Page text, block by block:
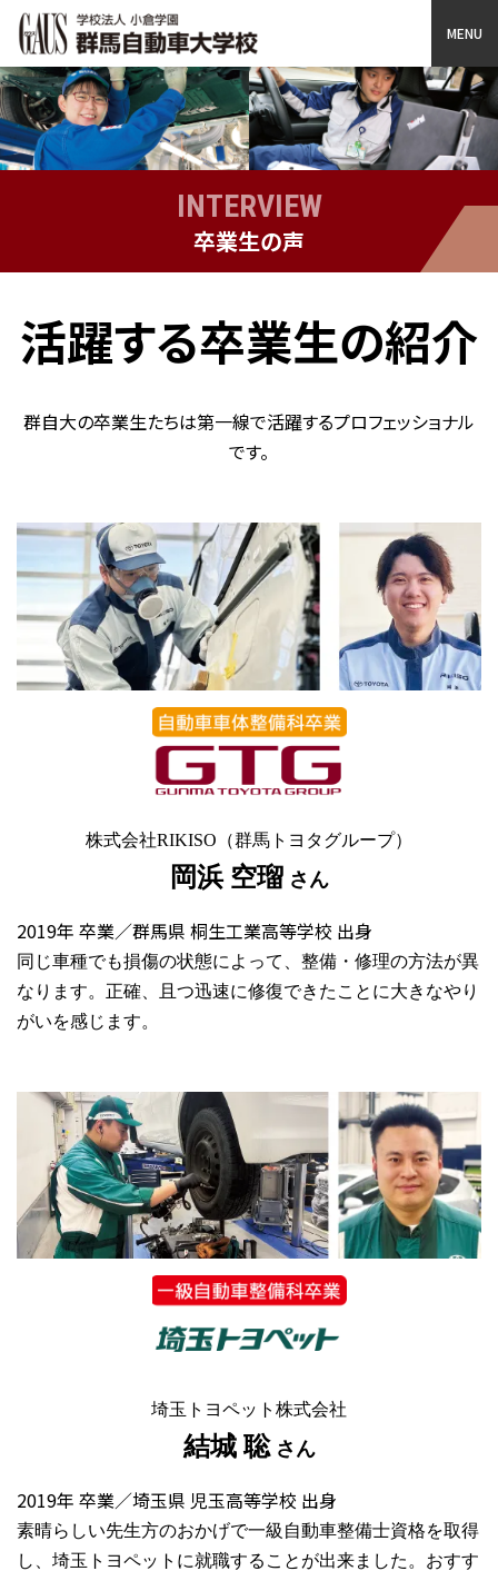
GAUS 群馬自動車大学校
INTERVIEW
卒業生の声
活躍する卒業生の紹介
群自大の卒業生たちは第一線で活躍するプロフェッショナル
です。
株式会社RIKISO（群馬トヨタグループ）
岡浜 空瑠 さん
2019年 卒業／群馬県 桐生工業高等学校 出身
同じ車種でも損傷の状態によって、整備・修理の方法が異
なります。正確、且つ迅速に修復できたことに大きなやり
がいを感じます。
埼玉トヨペット株式会社
結城 聡 さん
2019年 卒業／埼玉県 児玉高等学校 出身
素晴らしい先生方のおかげで一級自動車整備士資格を取得
し、埼玉トヨペットに就職することが出来ました。おすす